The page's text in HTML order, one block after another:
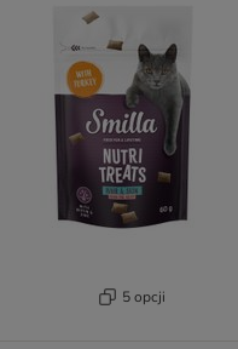
5 opcji